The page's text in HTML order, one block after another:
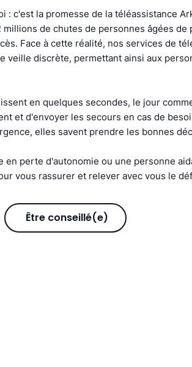
c'est la promesse de la téléassistance
millions de chutes de personnes âgées de
Face à cette réalité, nos services de
veille discrète, permettant ainsi aux
en quelques secondes, le jour
et d'envoyer les secours en cas de
elles savent prendre les bonnes
en perte d'autonomie ou une personne
vous rassurer et relever avec vous le
Être conseillé(e)